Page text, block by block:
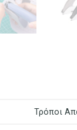
Τρόποι